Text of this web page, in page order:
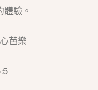
體驗。
芭樂